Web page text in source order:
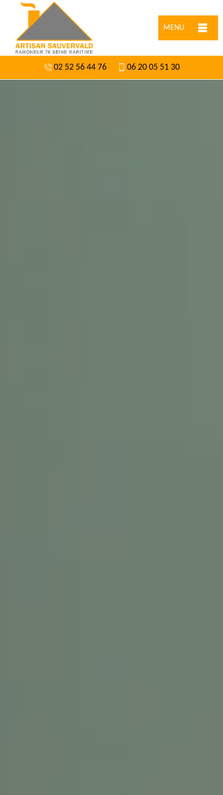
MENU
02 52 56 44 76 06 20 05 51 30